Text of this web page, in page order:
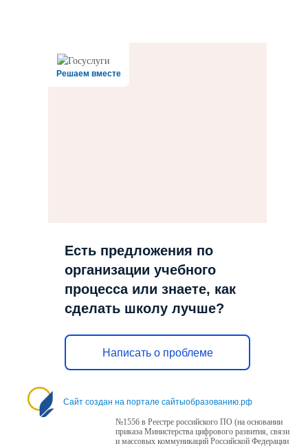
Решаем вместе
Есть предложения по
организации учебного
процесса или знаете, как
сделать школу лучше?
Написать о проблеме
Сайт создан на портале сайтыобразованию.рф
№1556 в Реестре российского ПО (на основании
приказа Министерства цифрового развития, связи
и массовых коммуникаций Российской Федерации